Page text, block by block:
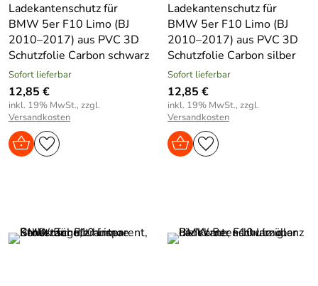
Ladekantenschutz für
BMW 5er F10 Limo (BJ
2010–2017) aus PVC 3D
Schutzfolie Carbon schwarz
Sofort lieferbar
12,85 €
inkl. 19% MwSt., zzgl.
Versandkosten
Ladekantenschutz für
BMW 5er F10 Limo (BJ
2010–2017) aus PVC 3D
Schutzfolie Carbon silber
Sofort lieferbar
12,85 €
inkl. 19% MwSt., zzgl.
Versandkosten